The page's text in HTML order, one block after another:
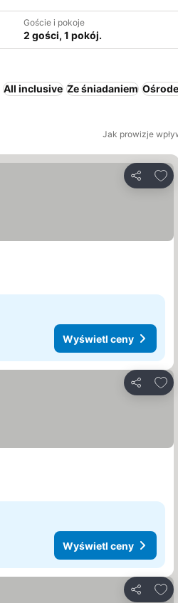
Goście i pokoje
2 gości, 1 pokój.
All inclusive Ze śniadaniem
Jak prowizje
Udostępnij
Wyświetl ceny
Udostępnij
Wyświetl ceny
Udostępnij